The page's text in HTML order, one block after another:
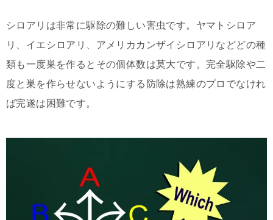
シロアリは非常に駆除の難しい害虫です。ヤマトシロア
リ、イエシロアリ、アメリカカンザイシロアリなどどの種
類も一度巣を作るとその個体数は莫大です。完全駆除や二
度と巣を作らせないようにする防除は熟練のプロでなけれ
ば完遂は困難です。